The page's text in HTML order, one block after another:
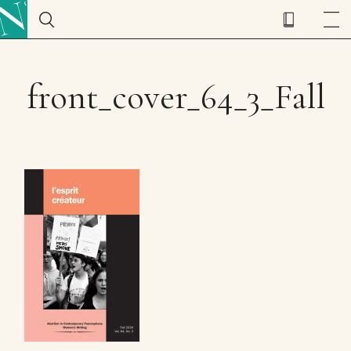
front_cover_64_3_Fall